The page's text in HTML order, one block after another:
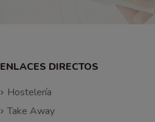
ENLACES DIRECTOS
Hostelería
Take Away